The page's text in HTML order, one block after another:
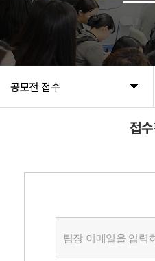
공모전 접수
접